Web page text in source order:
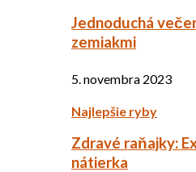
Jednoduchá
zemiakmi
5. novembra 2023
Najlepšie ryby
Zdravé raňajky:
nátierka